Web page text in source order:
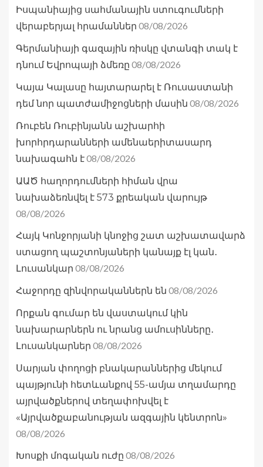
Իսպանիայից սահմանային ստուգումների
վերաբերյալ հրամաններ 08/08/2026
Գերմանիայի գազային ռիսկը վտանգի տակ է
դնում Եվրոպայի ձմեռը 08/08/2026
Կայա Կալասը հայտարարել է Ռուսաստանի
դեմ նոր պատժամիջոցների մասին 08/08/2026
Ռուբեն Ռուբինյանն աշխարհի
խորհրդարանների ամենաերիտասարդ
նախագահն է08/08/2026
ԱԱԾ հաղորդումների հիման վրա
նախաձեռնվել է 573 քրեական վարույթ
08/08/2026
Հայկ Կոնջորյանի կնոջից շատ աշխատավարձ
ստացող պաշտոնյաների կանայք էլ կան․
Լուսանկար 08/08/2026
Հաջորդը զինվորականներն են 08/08/2026
Որքան գումար են վաստակում կին
նախարարներն ու նրանց ամուսինները․
Լուսանկարներ 08/08/2026
Սարյան փողոցի բնակարաններից մեկում
պայթյունի հետևանքով 55-ամյա տղամարդը
այրվածքներով տեղափոխվել է
«Այրվածքաբանության ազգային կենտրոն»
08/08/2026
Խոսքի մոգական ուժը 08/08/2026